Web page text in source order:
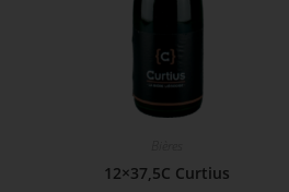
12×37,5C Curtius